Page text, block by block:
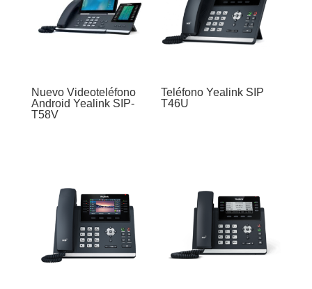
Nuevo Videoteléfono
Android Yealink SIP-
T58V
Teléfono Yealink SIP
T46U